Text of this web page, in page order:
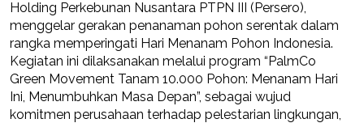
Holding Perkebunan Nusantara PTPN III (Persero),
menggelar gerakan penanaman pohon serentak dalam
rangka memperingati Hari Menanam Pohon Indonesia.
Kegiatan ini dilaksanakan melalui program “PalmCo
Green Movement Tanam 10.000 Pohon: Menanam Hari
Ini, Menumbuhkan Masa Depan”, sebagai wujud
komitmen perusahaan terhadap pelestarian lingkungan,